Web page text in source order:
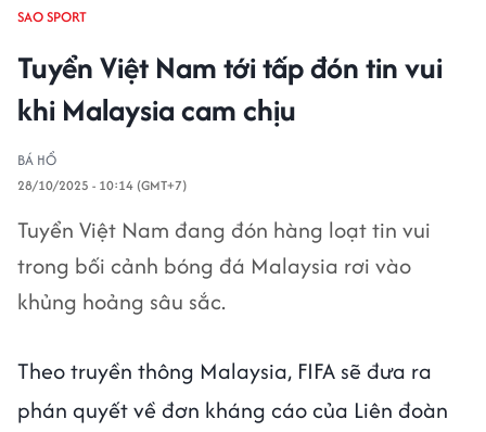
SAO SPORT
Tuyển Việt Nam tới tấp đón tin vui
khi Malaysia cam chịu
BÁ HỔ
28/10/2025 - 10:14 (GMT+7)
Tuyển Việt Nam đang đón hàng loạt tin vui
trong bối cảnh bóng đá Malaysia rơi vào
khủng hoảng sâu sắc.
Theo truyền thông Malaysia, FIFA sẽ đưa ra
phán quyết về đơn kháng cáo của Liên đoàn